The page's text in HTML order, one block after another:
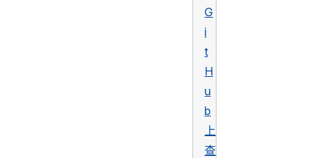
G
i
t
H
u
b
上
查